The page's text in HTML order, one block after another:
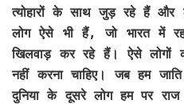
त्योहारों के साथ जुड़ रहे हैं
लोग ऐसे भी हैं, जो भारत में
खिलवाड़ कर रहे हैं। ऐसे लोगों
नहीं करना चाहिए। जब हम
दुनिया के दूसरे लोग हम पर